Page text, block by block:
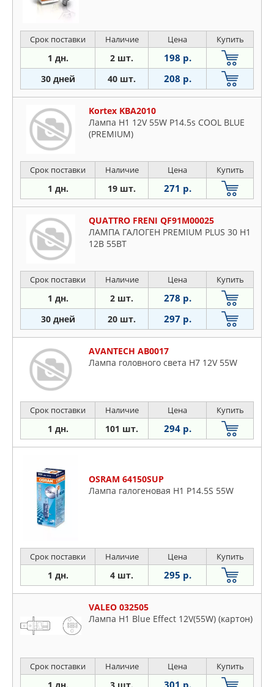
Срок поставки Наличие Цена Купить
1 дн. 2 шт. 198 р.
30 дней 40 шт. 208 р.
Kortex KBA2010
Лампа H1 12V 55W P14.5s COOL BLUE
(PREMIUM)
Срок поставки Наличие Цена Купить
1 дн. 19 шт. 271 р.
QUATTRO FRENI QF91M00025
ЛАМПА ГАЛОГЕН PREMIUM PLUS 30 H1
12В 55ВТ
Срок поставки Наличие Цена Купить
1 дн. 2 шт. 278 р.
30 дней 20 шт. 297 р.
AVANTECH AB0017
Лампа головного света H7 12V 55W
Срок поставки Наличие Цена Купить
1 дн. 101 шт. 294 р.
OSRAM 64150SUP
Лампа галогеновая H1 P14.5S 55W
Срок поставки Наличие Цена Купить
1 дн. 4 шт. 295 р.
VALEO 032505
Лампа H1 Blue Effect 12V(55W) (картон)
Срок поставки Наличие Цена Купить
1 дн. 3 шт. 301 р.